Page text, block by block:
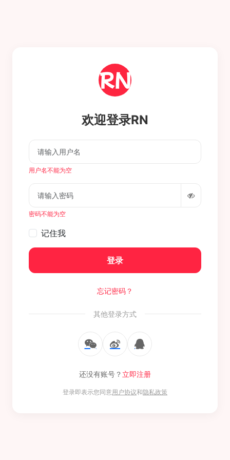
欢迎登录RN
用户名不能为空
密码不能为空
记住我
登录
忘记密码？
其他登录方式
还没有账号？ 立即注册
登录即表示您同意用户协议和隐私政策